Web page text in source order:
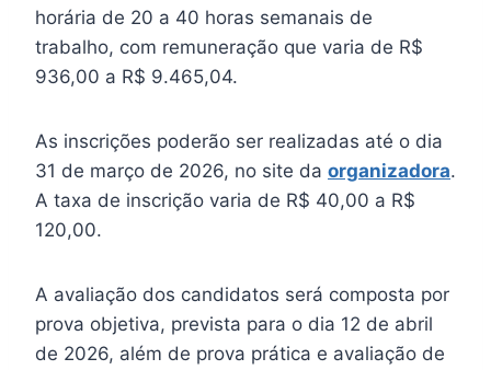
horária de 20 a 40 horas semanais de
trabalho, com remuneração que varia de R$
936,00 a R$ 9.465,04.
As inscrições poderão ser realizadas até o dia
31 de março de 2026, no site da organizadora.
A taxa de inscrição varia de R$ 40,00 a R$
120,00.
A avaliação dos candidatos será composta por
prova objetiva, prevista para o dia 12 de abril
de 2026, além de prova prática e avaliação de